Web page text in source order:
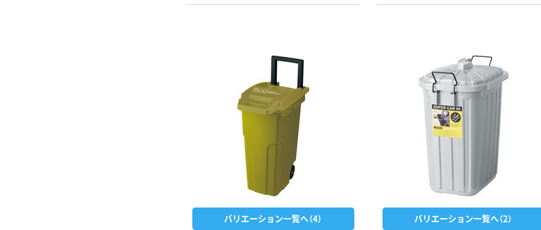
バリエーション一覧へ（4） バリエーション一覧へ（2）